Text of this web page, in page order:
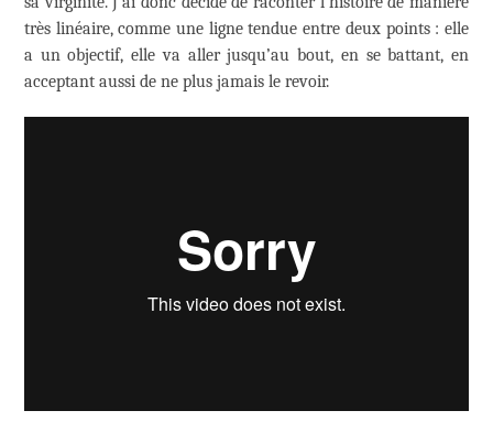
très linéaire, comme une ligne tendue entre deux points : elle
a un objectif, elle va aller jusqu’au bout, en se battant, en
acceptant aussi de ne plus jamais le revoir.